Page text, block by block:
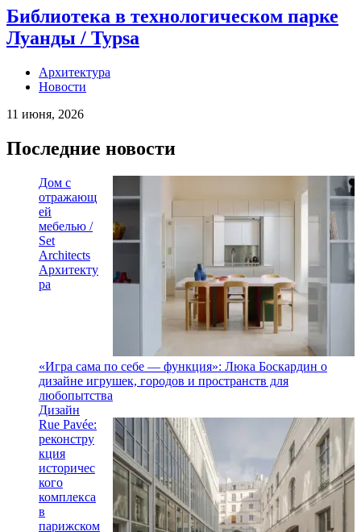
Библиотека в технологическом парке
Луанды / Typsa
Архитектура
Новости
11 июня, 2026
Последние новости
Дом с
отражающ
ей
мебелью /
Set
Architects
Архитекту
ра
«Игра сама по себе — функция»: Люка Боскардин о
дизайне игрушек, городов и пространств для
любопытства
Дизайн
Rue Pavée:
реконстру
кция
историчес
кого
комплекса
в
парижском